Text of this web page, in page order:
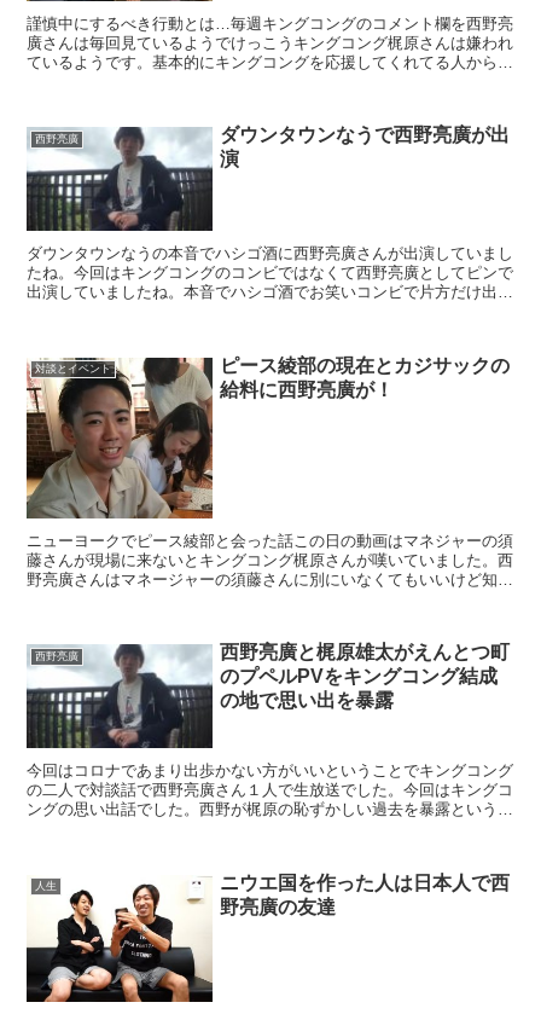
謹慎中にするべき行動とは…毎週キングコングのコメント欄を西野亮
廣さんは毎回見ているようでけっこうキングコング梶原さんは嫌われ
ているようです。基本的にキングコングを応援してくれてる人からの
西野亮廣
ダウンタウンなうで西野亮廣が出
演
ダウンタウンなうの本音でハシゴ酒に西野亮廣さんが出演していまし
たね。今回はキングコングのコンビではなくて西野亮廣としてピンで
出演していましたね。本音でハシゴ酒でお笑いコンビで片方だけ出演
対談とイベント
ピース綾部の現在とカジサックの
給料に西野亮廣が！
ニューヨークでピース綾部と会った話この日の動画はマネジャーの須
藤さんが現場に来ないとキングコング梶原さんが嘆いていました。西
野亮廣さんはマネージャーの須藤さんに別にいなくてもいいけど知ら
西野亮廣
西野亮廣と梶原雄太がえんとつ町
のプペルPVをキングコング結成
の地で思い出を暴露
今回はコロナであまり出歩かない方がいいということでキングコング
の二人で対談話で西野亮廣さん１人で生放送でした。今回はキングコ
ングの思い出話でした。西野が梶原の恥ずかしい過去を暴露というタ
人生
ニウエ国を作った人は日本人で西
野亮廣の友達